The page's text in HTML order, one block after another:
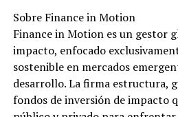
Sobre Finance in Motion
Finance in Motion es un gestor
impacto, enfocado
sostenible en mercados
desarrollo. La firma estructura,
fondos de inversión de impacto